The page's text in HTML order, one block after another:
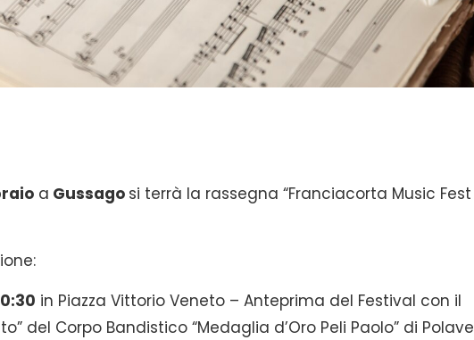
a Gussago si terrà la rassegna “Franciacorta Music
in Piazza Vittorio Veneto – Anteprima del Festival con il
del Corpo Bandistico “Medaglia d’Oro Peli Paolo” di